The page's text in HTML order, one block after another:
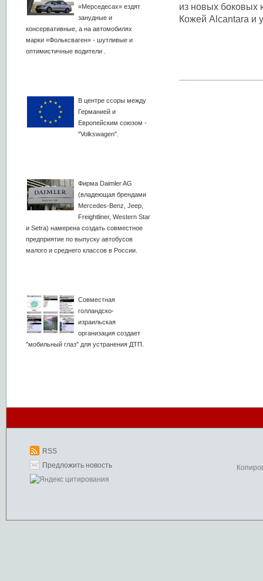
«Мерседесах» ездят
занудные и
консервативные, а на автомобилях
марки «Фольксваген» - шутливые и
оптимистичные водители .
В центре ссоры между
Германией и
Европейским союзом -
"Volkswagen".
Фирма Daimler AG
(владеющая брендами
Mercedes-Benz, Jeep,
Freightliner, Western Star
и Setra) намерена создать совместное
предприятие по выпуску автобусов
малого и среднего классов в России.
Совместная
голландско-
израильская
организация создает
"мобильный глаз" для устранения ДТП.
из новых
Кожей Alcantara и
RSS
Предложить новость